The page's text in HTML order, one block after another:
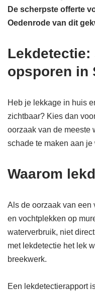
De scherpste offerte
Oedenrode van dit
opsporen in
Heb je lekkage in huis
zichtbaar? Kies dan
oorzaak van de meeste
schade te maken aan je
Waarom
Als de oorzaak van een
en vochtplekken op
waterverbruik, niet
met lekdetectie het lek
breekwerk.
Een lekdetectierapport